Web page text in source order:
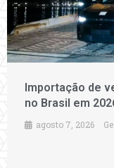
Importação de
no Brasil em
agosto 7, 2026